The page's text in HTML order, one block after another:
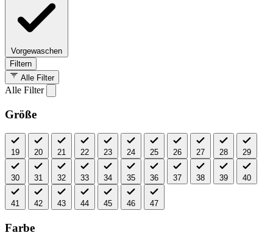
Vorgewaschen
Filtern
Alle Filter
Alle Filter
Größe
19 20 21 22 23 24 25 26 27 28 29
30 31 32 33 34 35 36 37 38 39 40
41 42 43 44 45 46 47
Farbe